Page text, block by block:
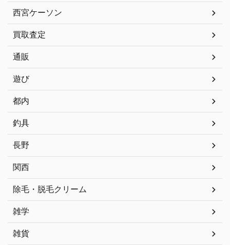
西宮ケーソン
買取査定
通販
遊び
都内
釣具
長野
関西
除毛・脱毛クリーム
雑学
雑貨